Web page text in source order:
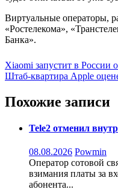
Виртуальные операторы,
«Ростелекома»,
Банка».
Навигация
по
записям
Xiaomi запустит в России
Штаб-квартира Apple
Похожие записи
Tele2 отменил
08.08.2026 Powmin
Оператор сотовой
взимания платы за
абонента...